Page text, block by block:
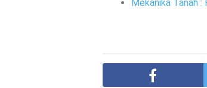
Mekanika Tanah